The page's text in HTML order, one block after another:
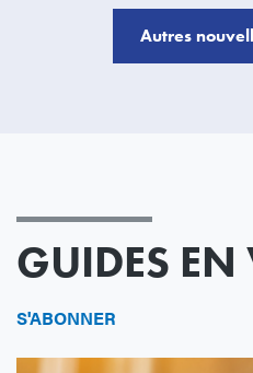
Autres
GUIDES EN
S'ABONNER